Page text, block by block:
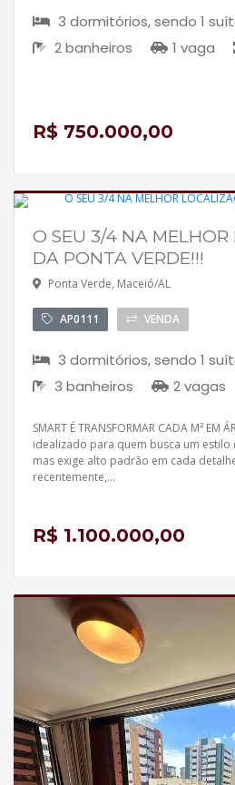
3 dormitórios, sendo 1
2 banheiros
1 vaga
R$ 750.000,00
O SEU 3/4 NA
DA PONTA VERDE!!!
Ponta Verde, Maceió/AL
AP0111 VENDA
3 dormitórios, sendo 1
3 banheiros
2 vagas
SMART É TRANSFORMAR CADA M² EM
idealizado para quem busca um
mas exige alto padrão em cada
recentemente,...
R$ 1.100.000,00